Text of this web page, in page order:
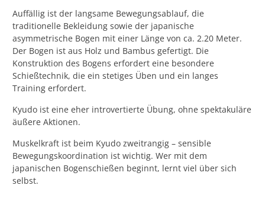
Auffällig ist der langsame Bewegungsablauf, die
traditionelle Bekleidung sowie der japanische
asymmetrische Bogen mit einer Länge von ca. 2.20 Meter.
Der Bogen ist aus Holz und Bambus gefertigt. Die
Konstruktion des Bogens erfordert eine besondere
Schießtechnik, die ein stetiges Üben und ein langes
Training erfordert.
Kyudo ist eine eher introvertierte Übung, ohne spektakuläre
äußere Aktionen.
Muskelkraft ist beim Kyudo zweitrangig – sensible
Bewegungskoordination ist wichtig. Wer mit dem
japanischen Bogenschießen beginnt, lernt viel über sich
selbst.